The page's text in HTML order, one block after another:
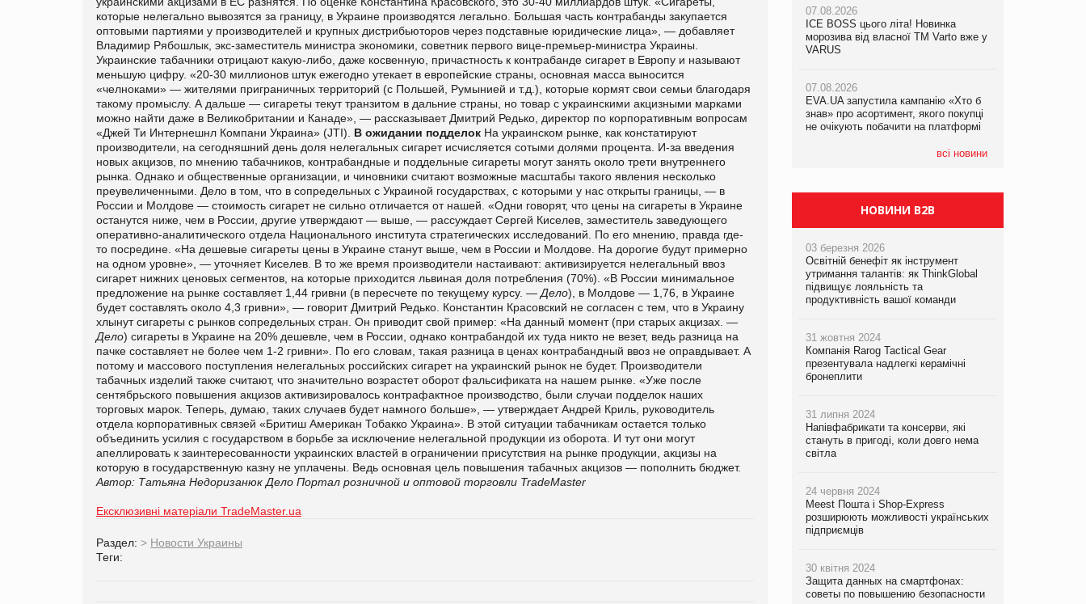
которые нелегально вывозятся за границу, в Украине производятся легально. Большая часть контрабанды закупается
оптовыми партиями у производителей и крупных дистрибьюторов через подставные юридические лица», — добавляет
Владимир Рябошлык, экс-заместитель министра экономики, советник первого вице-премьер-министра Украины.
Украинские табачники отрицают какую-либо, даже косвенную, причастность к контрабанде сигарет в Европу и называют
меньшую цифру. «20-30 миллионов штук ежегодно утекает в европейские страны, основная масса выносится
«челноками» — жителями приграничных территорий (с Польшей, Румынией и т.д.), которые кормят свои семьи благодаря
такому промыслу. А дальше — сигареты текут транзитом в дальние страны, но товар с украинскими акцизными марками
можно найти даже в Великобритании и Канаде», — рассказывает Дмитрий Редько, директор по корпоративным вопросам
«Джей Ти Интернешнл Компани Украина» (JTI). В ожидании подделок На украинском рынке, как констатируют
производители, на сегодняшний день доля нелегальных сигарет исчисляется сотыми долями процента. И-за введения
новых акцизов, по мнению табачников, контрабандные и поддельные сигареты могут занять около трети внутреннего
рынка. Однако и общественные организации, и чиновники считают возможные масштабы такого явления несколько
преувеличенными. Дело в том, что в сопредельных с Украиной государствах, с которыми у нас открыты границы, — в
России и Молдове — стоимость сигарет не сильно отличается от нашей. «Одни говорят, что цены на сигареты в Украине
останутся ниже, чем в России, другие утверждают — выше, — рассуждает Сергей Киселев, заместитель заведующего
оперативно-аналитического отдела Национального института стратегических исследований. По его мнению, правда где-
то посредине. «На дешевые сигареты цены в Украине станут выше, чем в России и Молдове. На дорогие будут примерно
на одном уровне», — уточняет Киселев. В то же время производители настаивают: активизируется нелегальный ввоз
сигарет нижних ценовых сегментов, на которые приходится львиная доля потребления (70%). «В России минимальное
предложение на рынке составляет 1,44 гривни (в пересчете по текущему курсу. — Дело), в Молдове — 1,76, в Украине
будет составлять около 4,3 гривни», — говорит Дмитрий Редько. Константин Красовский не согласен с тем, что в Украину
хлынут сигареты с рынков сопредельных стран. Он приводит свой пример: «На данный момент (при старых акцизах. —
Дело) сигареты в Украине на 20% дешевле, чем в России, однако контрабандой их туда никто не везет, ведь разница на
пачке составляет не более чем 1-2 гривни». По его словам, такая разница в ценах контрабандный ввоз не оправдывает. А
потому и массового поступления нелегальных российских сигарет на украинский рынок не будет. Производители
табачных изделий также считают, что значительно возрастет оборот фальсификата на нашем рынке. «Уже после
сентябрьского повышения акцизов активизировалось контрафактное производство, были случаи подделок наших
торговых марок. Теперь, думаю, таких случаев будет намного больше», — утверждает Андрей Криль, руководитель
отдела корпоративных связей «Бритиш Американ Тобакко Украина». В этой ситуации табачникам остается только
объединить усилия с государством в борьбе за исключение нелегальной продукции из оборота. И тут они могут
апеллировать к заинтересованности украинских властей в ограничении присутствия на рынке продукции, акцизы на
которую в государственную казну не уплачены. Ведь основная цель повышения табачных акцизов — пополнить бюджет.
Автор: Татьяна Недоризанюк Дело Портал розничной и оптовой торговли TradeMaster
Ексклюзивні матеріали TradeMaster.ua
Раздел: > Новости Украины
Теги:
07.08.2026
ICE BOSS цього літа! Новинка
морозива від власної ТМ Varto вже у
VARUS
07.08.2026
EVA.UA запустила кампанію «Хто б
знав» про асортимент, якого покупці
не очікують побачити на платформі
всі новини
06.08.2026
Смачна новинка для хвостатих: у
VARUS з’явилися паучі Varto Paw
05.08.2026
Мережа супермаркетів VARUS купує
мережу магазинів формату
компанія налічуватиме 374 магазини
07.08.2026
Франція заборонила рекламні дзвінки
НОВИНИ B2B
03 березня 2026
Освітній бенефіт як інструмент
утримання талантів: як ThinkGlobal
підвищує лояльність та
продуктивність вашої команди
31 жовтня 2024
Компанія Rarog Tactical Gear
презентувала надлегкі керамічні
бронеплити
31 липня 2024
Напівфабрикати та консерви, які
стануть в пригоді, коли довго нема
світла
24 червня 2024
Meest Пошта і Shop-Express
розширюють можливості українських
підприємців
30 квітня 2024
Защита данных на смартфонах:
советы по повышению безопасности